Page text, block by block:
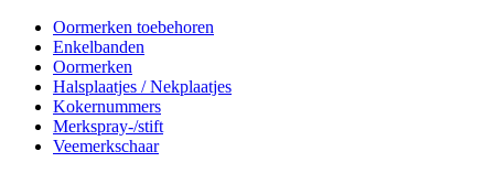
Oormerken toebehoren
Enkelbanden
Oormerken
Halsplaatjes / Nekplaatjes
Kokernummers
Merkspray-/stift
Veemerkschaar